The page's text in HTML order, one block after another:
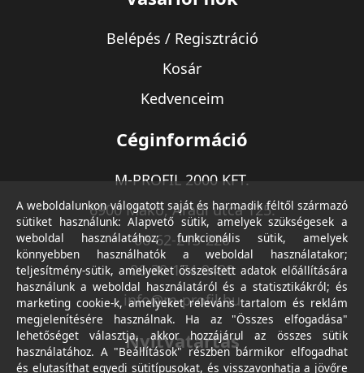
Belépés / Regisztráció
Kosár
Kedvenceim
Céginformáció
M-PROFIL 2000 KFT.
6900 Makó, Aradi utca 125.
06-62-213-220
06-30-174-9490
info@m-profil.hu
Nyitvatartás
A weboldalunkon válogatott saját és harmadik féltől származó
sütiket használunk: Alapvető sütik, amelyek szükségesek a
weboldal használatához; funkcionális sütik, amelyek
könnyebben használhatók a weboldal használatakor;
teljesítmény-sütik, amelyeket összesített adatok előállítására
használunk a weboldal használatáról és a statisztikákról; és
marketing cookie-k, amelyeket releváns tartalom és reklám
megjelenítésére használnak. Ha az "Összes elfogadása"
lehetőséget választja, akkor hozzájárul az összes sütik
használatához. A "Beállítások" részben bármikor elfogadhat
és elutasíthat egyedi sütitípusokat, és visszavonhatja a jövőre